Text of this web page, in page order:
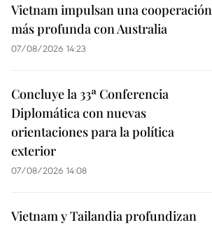
Vietnam impulsan una cooperación
más profunda con Australia
07/08/2026 14:23
Concluye la 33ª Conferencia
Diplomática con nuevas
orientaciones para la política
exterior
07/08/2026 14:08
Vietnam y Tailandia profundizan